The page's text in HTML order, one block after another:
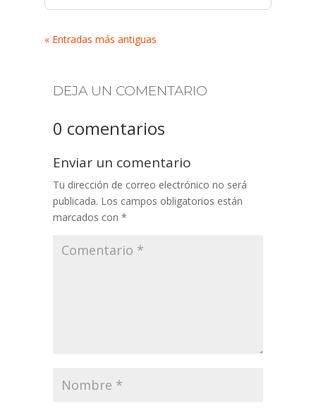
« Entradas más antiguas
DEJA UN COMENTARIO
0 comentarios
Enviar un comentario
Tu dirección de correo electrónico no será
publicada. Los campos obligatorios están
marcados con *